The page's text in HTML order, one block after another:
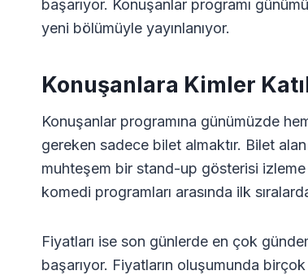
başarıyor. Konuşanlar programı
yeni bölümüyle yayınlanıyor.
Konuşanlara Kimler
Konuşanlar programına günümüzde
gereken sadece bilet almaktır. Bilet
muhteşem bir stand-up gösterisi
komedi programları arasında ilk
Fiyatları ise son günlerde en çok
başarıyor. Fiyatların oluşumunda